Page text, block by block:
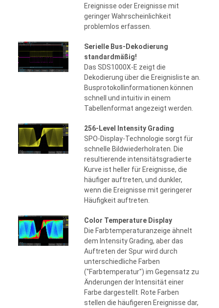
Ereignisse oder Ereignisse mit
geringer Wahrscheinlichkeit
problemlos erfassen.
Serielle Bus-Dekodierung
standardmäßig!
Das SDS1000X-E zeigt die
Dekodierung über die Ereignisliste an.
Busprotokollinformationen können
schnell und intuitiv in einem
Tabellenformat angezeigt werden.
256-Level Intensity Grading
SPO-Display-Technologie sorgt für
schnelle Bildwiederholraten. Die
resultierende intensitätsgradierte
Kurve ist heller für Ereignisse, die
häufiger auftreten, und dunkler,
wenn die Ereignisse mit geringerer
Häufigkeit auftreten.
Color Temperature Display
Die Farbtemperaturanzeige ähnelt
dem Intensity Grading, aber das
Auftreten der Spur wird durch
unterschiedliche Farben
("Farbtemperatur") im Gegensatz zu
Änderungen der Intensität einer
Farbe dargestellt. Rote Farben
stellen die häufigeren Ereignisse dar,